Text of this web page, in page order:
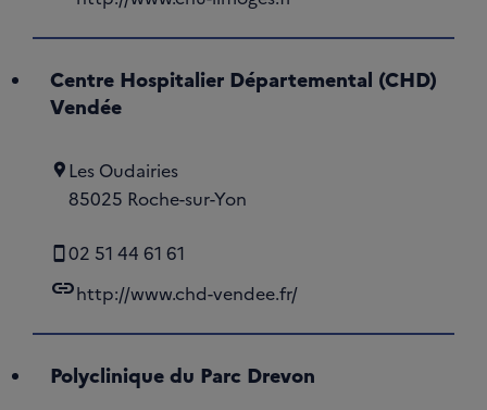
Centre Hospitalier Départemental (CHD)
Vendée
Les Oudairies
85025 Roche-sur-Yon
02 51 44 61 61
linkhttp://www.chd-vendee.fr/
Polyclinique du Parc Drevon